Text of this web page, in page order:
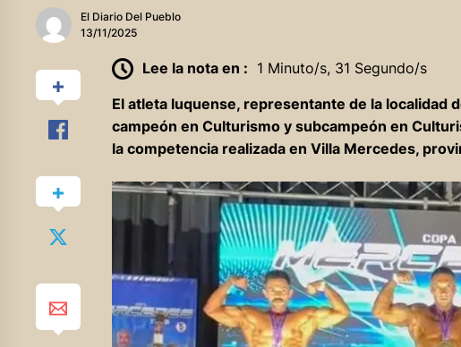
El Diario Del Pueblo
13/11/2025
Lee la nota en : 1 Minuto/s, 31 Segundo/s
El atleta luquense, representante de la localidad
campeón en Culturismo y subcampeón en
la competencia realizada en Villa Mercedes,